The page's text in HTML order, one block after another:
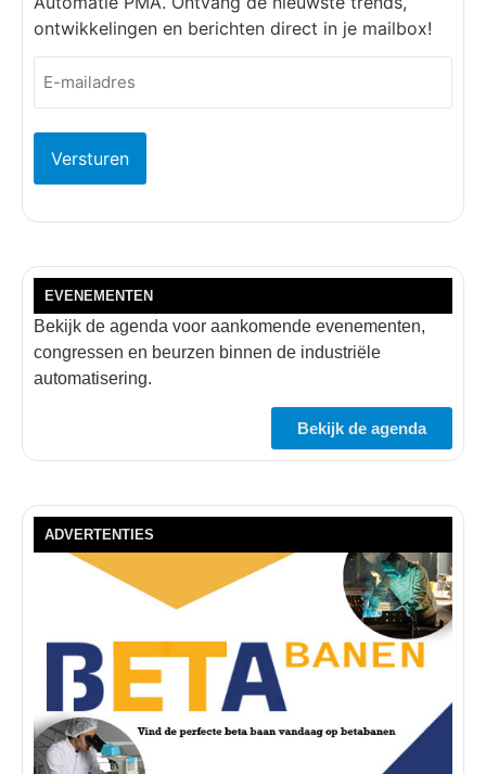
ontwikkelingen en berichten direct in je mailbox!
E-
mailadres
EVENEMENTEN
Bekijk de agenda voor aankomende evenementen,
congressen en beurzen binnen de industriële
automatisering.
Bekijk de agenda
ADVERTENTIES